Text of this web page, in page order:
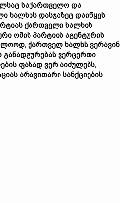
საქართველო და
ხალხის დასჯაზეც დაიწყეს
ქართველი ხალხის
ომის პარტიის აგენტურის
ქართველ ხალხს ვერავინ
განადგურებას ვერცერთი
ფასად ვერ აიძულებს,
არავითარი სანქციების